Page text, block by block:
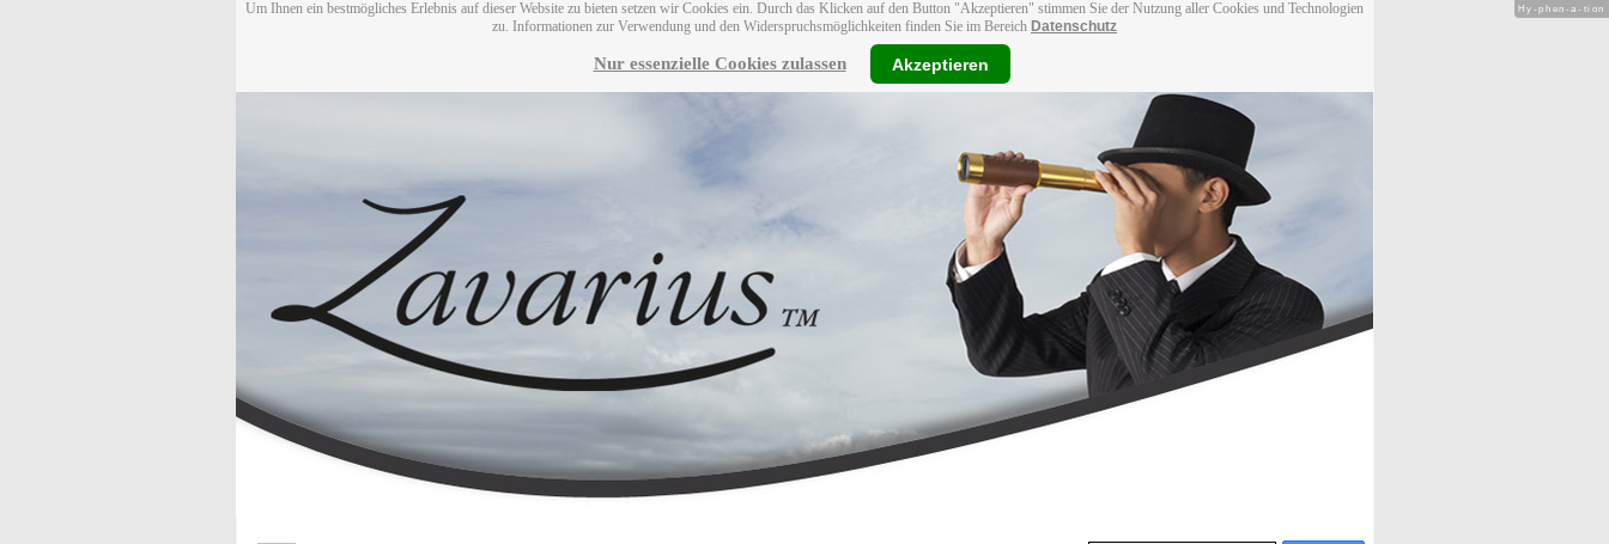
Um Ihnen ein bestmögliches Erlebnis auf dieser Website zu bieten setzen wir Cookies ein. Durch das Klicken auf den Button "Akzeptieren" stimmen Sie der Nutzung aller Cookies und Technologien
zu. Informationen zur Verwendung und den Widerspruchsmöglichkeiten finden Sie im Bereich Datenschutz
Nur essenzielle Cookies zulassen Akzeptieren
Hy-phen-a-tion